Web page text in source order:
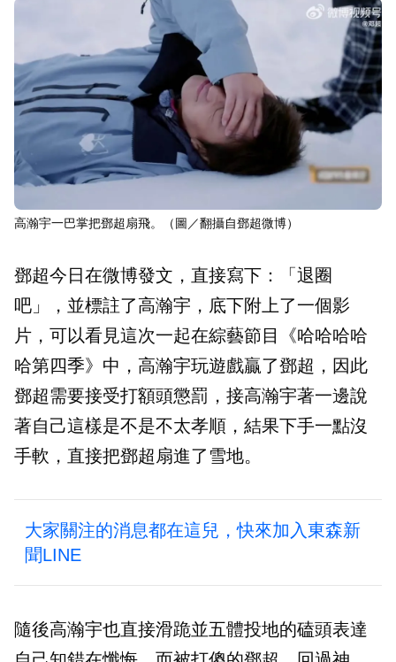
高瀚宇一巴掌把鄧超扇飛。（圖／翻攝自鄧超微博）
鄧超今日在微博發文，直接寫下：「退圈
吧」，並標註了高瀚宇，底下附上了一個影
片，可以看見這次一起在綜藝節目《哈哈哈哈
哈第四季》中，高瀚宇玩遊戲贏了鄧超，因此
鄧超需要接受打額頭懲罰，接高瀚宇著​一邊說
著自己這樣是不是不太孝順，​結果下手一點沒
手軟，直接把鄧超扇進了雪地。
大家關注的消息都在這兒，快來加入東森新
聞LINE
隨後高瀚宇也直接滑跪並五體投地的磕頭表達